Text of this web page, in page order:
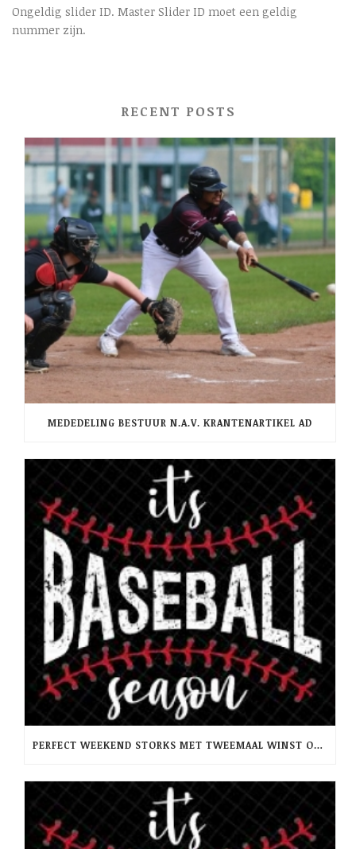
Ongeldig slider ID. Master Slider ID moet een geldig
nummer zijn.
RECENT POSTS
MEDEDELING BESTUUR N.A.V. KRANTENARTIKEL AD
PERFECT WEEKEND STORKS MET TWEEMAAL WINST OP RCH -PINQUINS